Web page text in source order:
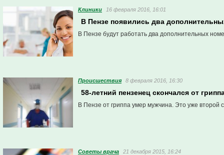
Клиники 16 февраля 2016, 16:01
В Пензе появились два
В Пензе будут работать два дополнительных
Проиcшествия 8 февраля 2016, 16:30
58-летний пензенец скончался от
В Пензе от гриппа умер мужчина. Это уже
Советы врача 21 декабря 2015, 16:24